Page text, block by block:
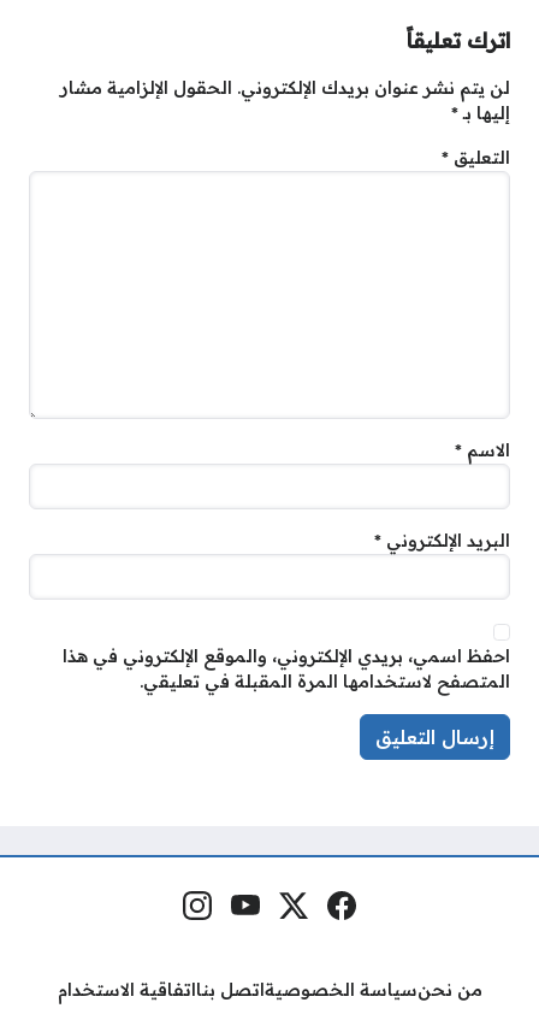
اترك تعليقاً
لن يتم نشر عنوان بريدك الإلكتروني.
الحقول الإلزامية مشار
إليها بـ*
التعليق *
الاسم *
البريد الإلكتروني *
احفظ اسمي، بريدي الإلكتروني، والموقع الإلكتروني في هذا
المتصفح لاستخدامها المرة المقبلة في تعليقي.
مواقع التواصل فيسبوكمنصة إكس
يوتيوبإنستغرام
من نحنسياسة الخصوصيةاتصل بنااتفاقية الاستخدام